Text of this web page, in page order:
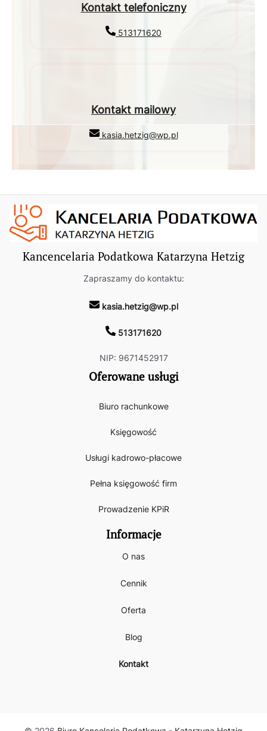
Kontakt telefoniczny
513171620
Kontakt mailowy
kasia.hetzig@wp.pl
Kancencelaria Podatkowa Katarzyna Hetzig
Zapraszamy do kontaktu:
kasia.hetzig@wp.pl
513171620
NIP: 9671452917
Oferowane usługi
Biuro rachunkowe
Księgowość
Usługi kadrowo-płacowe
Pełna księgowość firm
Prowadzenie KPiR
Informacje
O nas
Cennik
Oferta
Blog
Kontakt